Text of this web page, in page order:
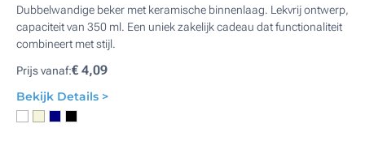
Dubbelwandige beker met keramische binnenlaag. Lekvrij ontwerp,
capaciteit van 350 ml. Een uniek zakelijk cadeau dat functionaliteit
combineert met stijl.
Prijs vanaf:€ 4,09
Bekijk Details >